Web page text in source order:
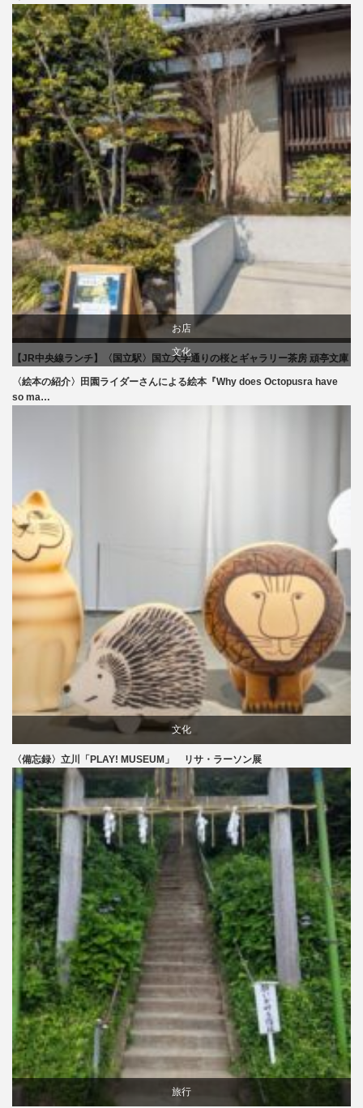
文化
お店
生活
食べ物
【JR中央線ランチ】〈国立駅〉国立大学通りの桜とギャラリー茶房 頑亭文庫
文化
〈絵本の紹介〉田園ライダーさんによる絵本『Why does Octopusra have
so ma…
文化
美術展・美術館・博物館巡り
〈備忘録〉立川「PLAY! MUSEUM」 リサ・ラーソン展
旅行